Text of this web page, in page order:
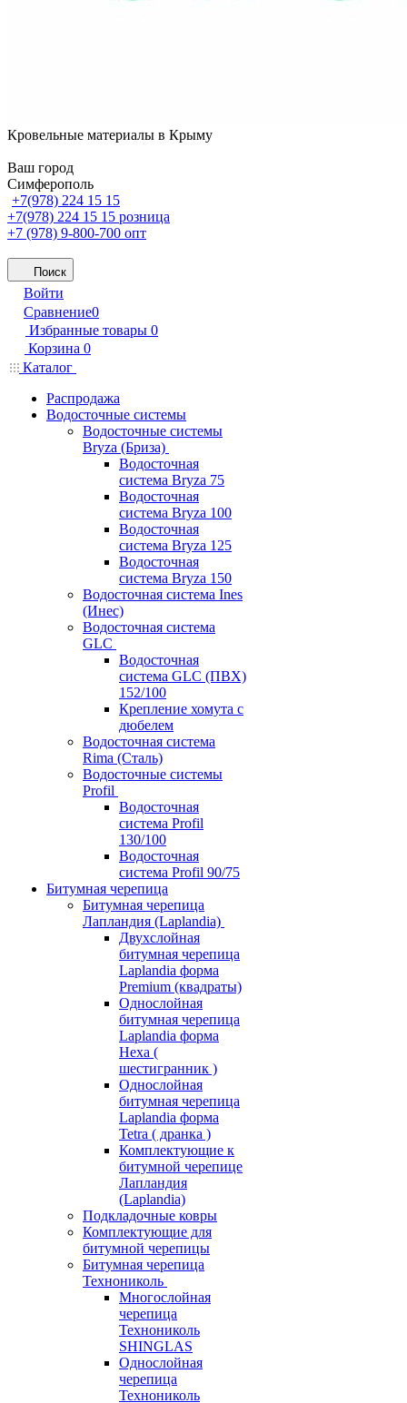
Кровельные материалы в Крыму
Ваш город
Симферополь
+7(978) 224 15 15
+7(978) 224 15 15 розница
+7 (978) 9-800-700 опт
Поиск
Войти
Сравнение0
Избранные товары 0
Корзина 0
Каталог
Распродажа
Водосточные системы
Водосточные системы
Bryza (Бриза)
Водосточная
система Bryza 75
Водосточная
система Bryza 100
Водосточная
система Bryza 125
Водосточная
система Bryza 150
Водосточная система Ines
(Инес)
Водосточная система
GLC
Водосточная
система GLC (ПВХ)
152/100
Крепление хомута с
дюбелем
Водосточная система
Rima (Сталь)
Водосточные системы
Profil
Водосточная
система Profil
130/100
Водосточная
система Profil 90/75
Битумная черепица
Битумная черепица
Лапландия (Laplandia)
Двухслойная
битумная черепица
Laplandia форма
Premium (квадраты)
Однослойная
битумная черепица
Laplandia форма
Hexa (
шестигранник )
Однослойная
битумная черепица
Laplandia форма
Tetra ( дранка )
Комплектующие к
битумной черепице
Лапландия
(Laplandia)
Подкладочные ковры
Комплектующие для
битумной черепицы
Битумная черепица
Технониколь
Многослойная
черепица
Технониколь
SHINGLAS
Однослойная
черепица
Технониколь